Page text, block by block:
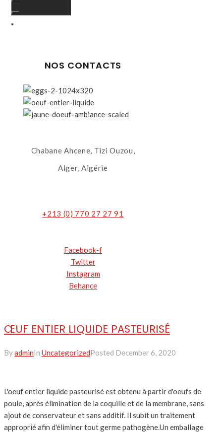
NOS CONTACTS
Chabane Ahcene, Tizi Ouzou,
Alger, Algérie
+213 (0) 770 27 27 91
Facebook-f
Twitter
Instagram
Behance
Nos
produits
ŒUF ENTIER LIQUIDE PASTEURISÉ
ByadminIn UncategorizedPosted December 6, 2020
L'oeuf entier liquide pasteurisé est obtenu à partir d'oeufs de
poule, après élimination de la coquille et de la membrane, sans
ajout de conservateur et sans additif. Il subit un traitement
approprié afin d'éliminer tout germe pathogène.Un emballage